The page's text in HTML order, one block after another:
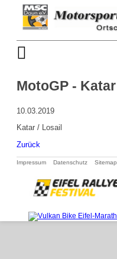
MotoGP - Katar
10.03.2019
Katar / Losail
Zurück
Navigation
Impressum Datenschutz Sitemap